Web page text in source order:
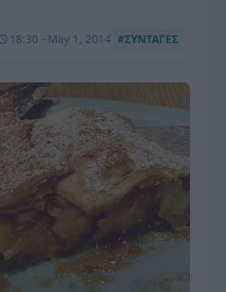
18:30 - May 1, 2014 #ΣΥΝΤΑΓΕΣ